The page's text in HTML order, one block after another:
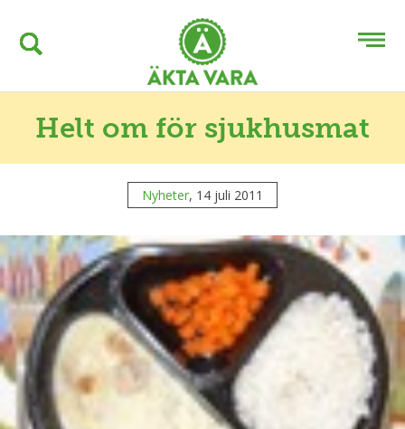
Helt om för sjukhusmat
Nyheter, 14 juli 2011